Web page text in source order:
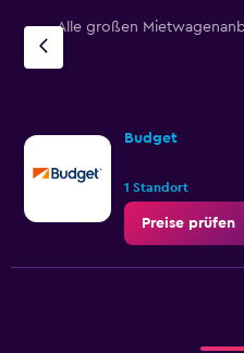
Alle großen
Budget
1 Standort
Preise prüfen